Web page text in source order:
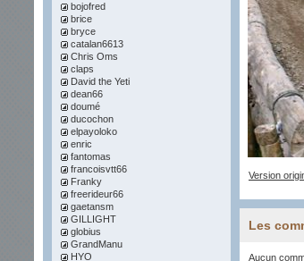
bojofred
brice
bryce
catalan6613
Chris Oms
claps
David the Yeti
dean66
doumé
ducochon
elpayoloko
enric
fantomas
francoisvtt66
Franky
freerideur66
gaetansm
GILLIGHT
globius
GrandManu
HYO
Version
Les
Aucun